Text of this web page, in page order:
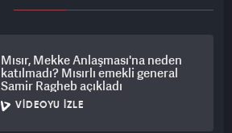
Mısır, Mekke Anlaşması'na neden
katılmadı? Mısırlı emekli general
Samir Ragheb açıkladı
VIDEOYU İZLE